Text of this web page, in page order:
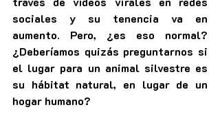
sociales y su tenencia va en
aumento. Pero, ¿es eso normal?
¿Deberíamos quizás preguntarnos si
el lugar para un animal silvestre es
su hábitat natural, en lugar de un
hogar humano?